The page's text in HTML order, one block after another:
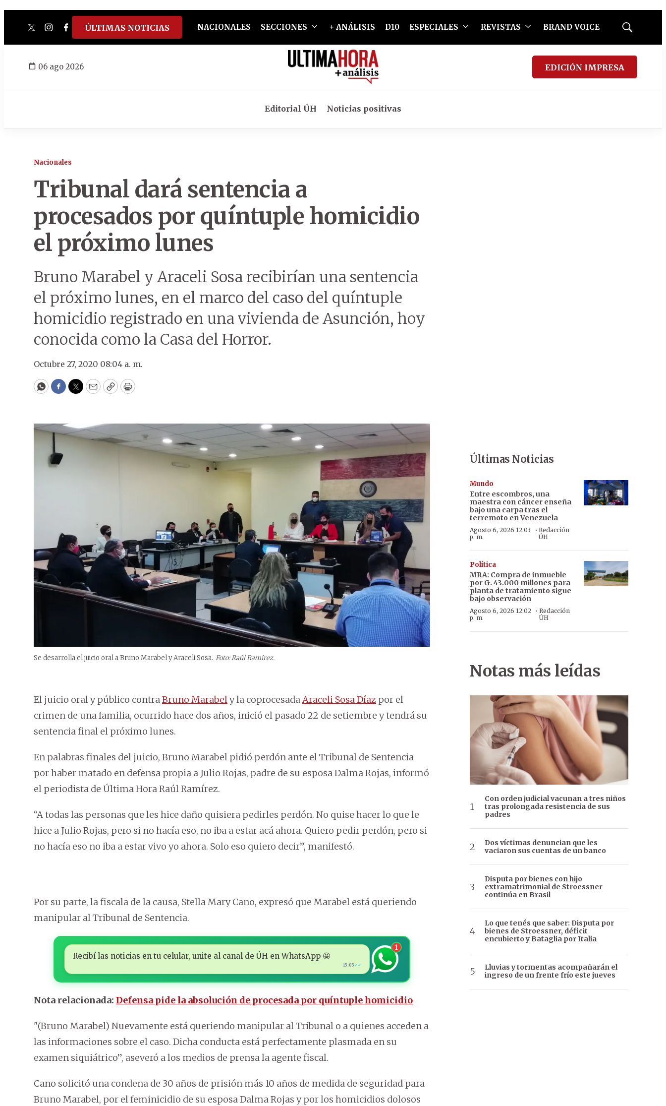
twitterinstagram
facebook
tiktokyoutube
spotify
ÚLTIMAS NOTICIAS NACIONALES SECCIONES + ANÁLISIS D10 ESPECIALES REVISTAS BRAND VOICE
Mostrar
06 ago 2026 EDICIÓN IMPRESA
Editorial ÚH Noticias positivas
Nacionales
Tribunal dará sentencia a
procesados por quíntuple homicidio
el próximo lunes
Bruno Marabel y Araceli Sosa recibirían una sentencia
el próximo lunes, en el marco del caso del quíntuple
homicidio registrado en una vivienda de Asunción, hoy
conocida como la Casa del Horror.
Octubre 27, 2020 08:04 a. m.
WhatsApp
Facebook
Twitter
EmailCopyPrint
Se desarrolla el juicio oral a Bruno Marabel y Araceli Sosa. Foto: Raúl Ramirez.
El juicio oral y público contraBruno Marabely la coprocesadaAraceli Sosa Díaz por el
crimen de una familia, ocurrido hace dos años, inició el pasado 22 de setiembre y tendrá su
sentencia final el próximo lunes.
En palabras finales del juicio, Bruno Marabel pidió perdón ante el Tribunal de Sentencia
por haber matado en defensa propia a Julio Rojas, padre de su esposa Dalma Rojas, informó
el periodista de Última Hora Raúl Ramírez.
“A todas las personas que les hice daño quisiera pedirles perdón. No quise hacer lo que le
hice a Julio Rojas, pero si no hacía eso, no iba a estar acá ahora. Quiero pedir perdón, pero si
no hacía eso no iba a estar vivo yo ahora. Solo eso quiero decir”, manifestó.
Por su parte, la fiscala de la causa, Stella Mary Cano, expresó que Marabel está queriendo
manipular al Tribunal de Sentencia.
Recibí las noticias en tu celular, unite al canal de ÚH en WhatsApp 🤩
15:05 ✓✓
1
Nota relacionada: Defensa pide la absolución de procesada por quíntuple homicidio
"(Bruno Marabel) Nuevamente está queriendo manipular al Tribunal o a quienes acceden a
las informaciones sobre el caso. Dicha conducta está perfectamente plasmada en su
examen siquiátrico”, aseveró a los medios de prensa la agente fiscal.
Cano solicitó una condena de 30 años de prisión más 10 años de medida de seguridad para
Bruno Marabel, por el feminicidio de su esposa Dalma Rojas y por los homicidios dolosos
Últimas Noticias
Mundo
Entre escombros, una
maestra con cáncer enseña
bajo una carpa tras el
terremoto en Venezuela
Agosto 6, 2026 12:03
p. m.
·Redacción
ÚH
Política
MRA: Compra de inmueble
por G. 43.000 millones para
planta de tratamiento sigue
bajo observación
Agosto 6, 2026 12:02
p. m.
· Redacción
ÚH
Notas más leídas
Con orden judicial vacunan a tres niños
tras prolongada resistencia de sus
padres
Dos víctimas denuncian que les
vaciaron sus cuentas de un banco
Disputa por bienes con hijo
extramatrimonial de Stroessner
continúa en Brasil
Lo que tenés que saber: Disputa por
bienes de Stroessner, déficit
encubierto y Bataglia por Italia
Lluvias y tormentas acompañarán el
ingreso de un frente frío este jueves